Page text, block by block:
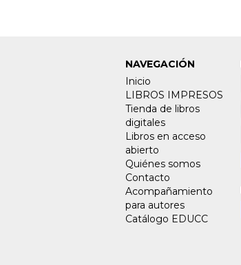
NAVEGACIÓN
Inicio
LIBROS IMPRESOS
Tienda de libros
digitales
Libros en acceso
abierto
Quiénes somos
Contacto
Acompañamiento
para autores
Catálogo EDUCC